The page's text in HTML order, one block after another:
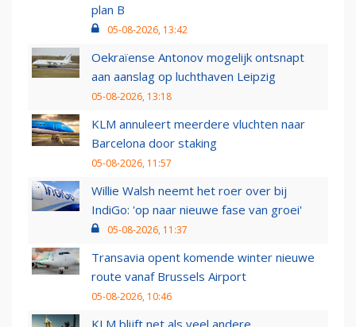
plan B
05-08-2026, 13:42
Oekraïense Antonov mogelijk ontsnapt
aan aanslag op luchthaven Leipzig
05-08-2026, 13:18
KLM annuleert meerdere vluchten naar
Barcelona door staking
05-08-2026, 11:57
Willie Walsh neemt het roer over bij
IndiGo: 'op naar nieuwe fase van groei'
05-08-2026, 11:37
Transavia opent komende winter nieuwe
route vanaf Brussels Airport
05-08-2026, 10:46